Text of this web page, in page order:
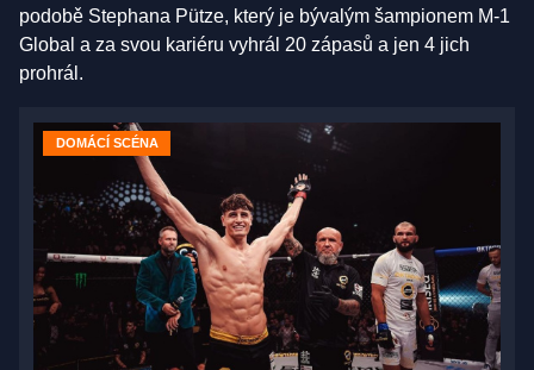
podobě Stephana Pütze, který je bývalým šampionem M-1
Global a za svou kariéru vyhrál 20 zápasů a jen 4 jich
prohrál.
DOMÁCÍ SCÉNA